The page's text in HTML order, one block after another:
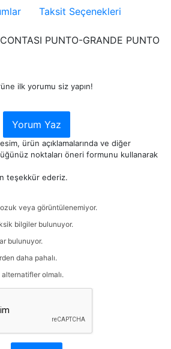
Taksit Seçenekleri
PUNTO-GRANDE PUNTO
ilk yorumu siz yapın!
Yorum Yaz
ürün açıklamalarında ve diğer
noktaları öneri formunu kullanarak
teşekkür ederiz.
veya görüntülenemiyor.
bilgiler bulunuyor.
bulunuyor.
daha pahalı.
olmalı.